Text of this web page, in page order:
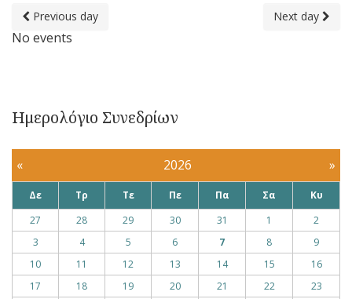
Previous day Next day
No events
Ημερολόγιο Συνεδρίων
« 2026 »
Δε Τρ Τε Πε Πα Σα
Κυ
27
28 29 30 31 1
2
3
4 5 6 7 8
9
10
11 12 13 14 15
16
17
18 19 20 21 22
23